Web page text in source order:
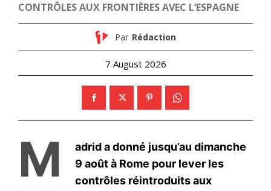
le1.ma
l'intelligence de
l'information